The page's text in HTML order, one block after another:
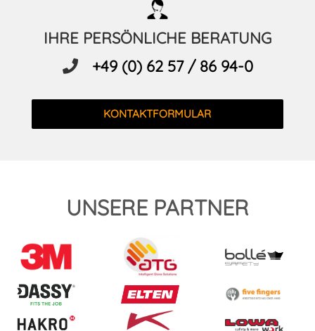
IHRE PERSÖNLICHE BERATUNG
+49 (0) 62 57 / 86 94-0
KONTAKTFORMULAR
UNSERE PARTNER